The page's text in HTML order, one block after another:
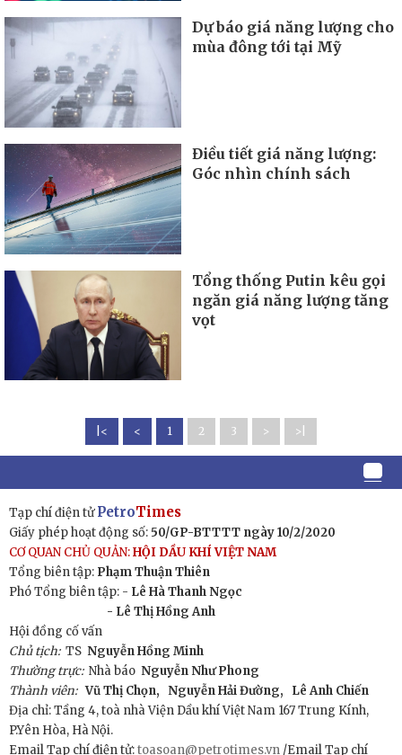
Dự báo giá năng lượng cho
mùa đông tới tại Mỹ
Điều tiết giá năng lượng:
Góc nhìn chính sách
Tổng thống Putin kêu gọi
ngăn giá năng lượng tăng
vọt
|< < 1 2 3 > >|
Tạp chí điện tửPetroTimes
Giấy phép hoạt động số: 50/GP-BTTTT ngày 10/2/2020
CƠ QUAN CHỦ QUẢN:HỘI DẦU KHÍ VIỆT NAM
Tổng biên tập: Phạm Thuận Thiên
Phó Tổng biên tập: - Lê Hà Thanh Ngọc
- Lê Thị Hồng Anh
Hội đồng cố vấn
Chủ tịch:TS Nguyễn Hồng Minh
Thường trực: Nhà báo Nguyễn Như Phong
Thành viên: Vũ Thị Chọn, Nguyễn Hải Đường,
Lê Anh Chiến
Địa chỉ: Tầng 4, toà nhà Viện Dầu khí Việt Nam 167 Trung Kính,
P.Yên Hòa, Hà Nội.
Email Tạp chí điện tử:toasoan@petrotimes.vn /Email Tạp chí